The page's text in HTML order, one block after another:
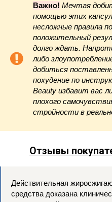
Важно! Мечтая
помощью этих
несложные правила
положительный
долго ждать.
либо
добиться
похудение по
Beauty избавит вас
плохого
стройности в
Отзывы
Действительная
средства доказана